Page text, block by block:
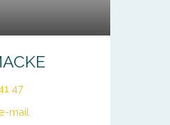
47
mail